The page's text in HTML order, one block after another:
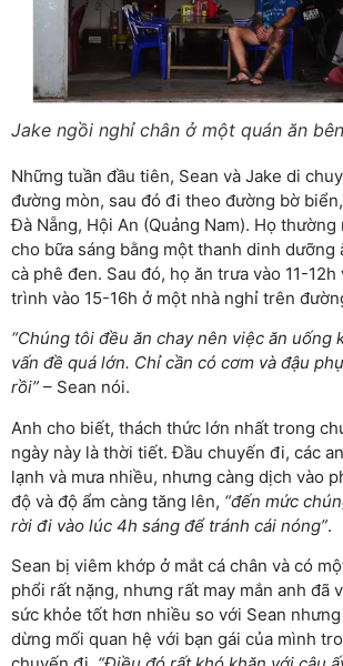
Jake ngồi nghỉ chân ở một quán ăn
Những tuần đầu tiên, Sean và Jake di
đường mòn, sau đó đi theo đường bờ
Đà Nẵng, Hội An (Quảng Nam). Họ thường
cho bữa sáng bằng một thanh dinh dưỡng
cà phê đen. Sau đó, họ ăn trưa vào 11-
trình vào 15-16h ở một nhà nghỉ trên
“Chúng tôi đều ăn chay nên việc ăn uống
vấn đề quá lớn. Chỉ cần có cơm và đậu
rồi” – Sean nói.
Anh cho biết, thách thức lớn nhất trong
ngày này là thời tiết. Đầu chuyến đi, các
lạnh và mưa nhiều, nhưng càng dịch vào
độ và độ ẩm càng tăng lên, “đến mức
rời đi vào lúc 4h sáng để tránh cái nóng”.
Sean bị viêm khớp ở mắt cá chân và có
phổi rất nặng, nhưng rất may mắn anh đã
sức khỏe tốt hơn nhiều so với Sean
dừng mối quan hệ với bạn gái của mình